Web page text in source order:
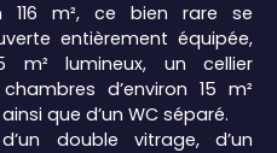
116 m², ce bien rare se
entièrement équipée,
m² lumineux, un cellier
d’environ 15 m²
que d’un WC séparé.
double vitrage, d’un